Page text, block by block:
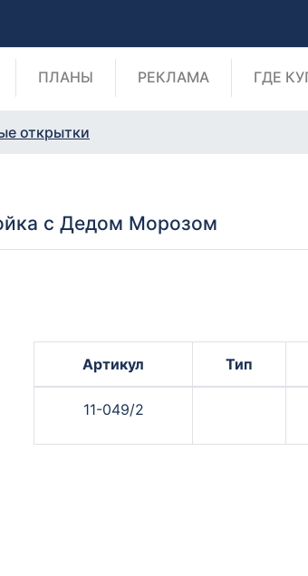
ПЛАНЫ РЕКЛАМА ГДЕ
открытки
с Дедом Морозом
Артикул Тип
11-049/2